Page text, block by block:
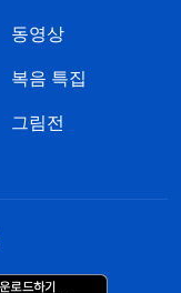
동영상
복음 특집
그림전